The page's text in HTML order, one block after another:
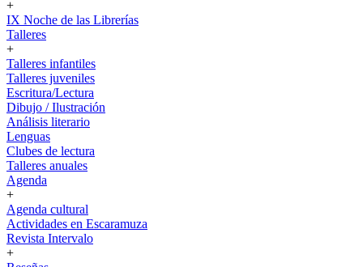
+
IX Noche de las Librerías
Talleres
+
Talleres infantiles
Talleres juveniles
Escritura/Lectura
Dibujo / Ilustración
Análisis literario
Lenguas
Clubes de lectura
Talleres anuales
Agenda
+
Agenda cultural
Actividades en Escaramuza
Revista Intervalo
+